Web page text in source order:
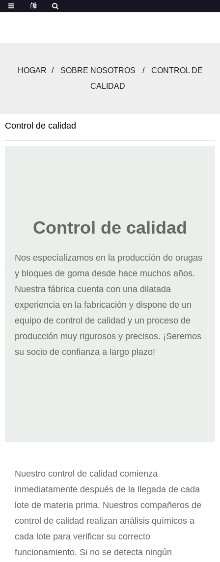
HOGAR SOBRE NOSOTROS
CONTROL DE
CALIDAD
Control de calidad
Control de calidad
Nos especializamos en la producción de orugas
y bloques de goma desde hace muchos años.
Nuestra fábrica cuenta con una dilatada
experiencia en la fabricación y dispone de un
equipo de control de calidad y un proceso de
producción muy rigurosos y precisos. ¡Seremos
su socio de confianza a largo plazo!
Nuestro control de calidad comienza
inmediatamente después de la llegada de cada
lote de materia prima. Nuestros compañeros de
control de calidad realizan análisis químicos a
cada lote para verificar su correcto
funcionamiento. Si no se detecta ningún